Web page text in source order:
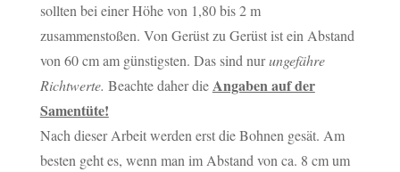
sollten bei einer Höhe von 1,80 bis 2 m
zusammenstoßen. Von Gerüst zu Gerüst ist ein Abstand
von 60 cm am günstigsten. Das sind nurungefähre
Richtwerte. Beachte daher dieAngaben auf der
Samentüte!
Nach dieser Arbeit werden erst die Bohnen gesät. Am
besten geht es, wenn man im Abstand von ca. 8 cm um